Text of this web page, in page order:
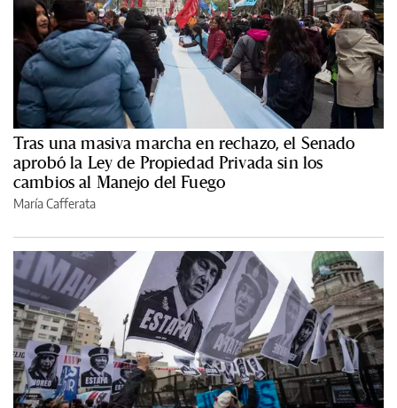
Tras una masiva marcha en rechazo, el Senado
aprobó la Ley de Propiedad Privada sin los
cambios al Manejo del Fuego
María Cafferata